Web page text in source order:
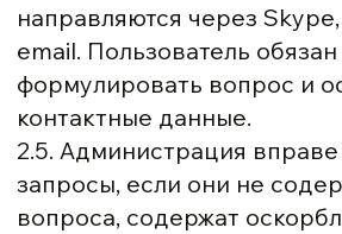
направляются через
email. Пользователь обязан
формулировать вопрос и
контактные данные.
2.5. Администрация
запросы, если они не
вопроса, содержат